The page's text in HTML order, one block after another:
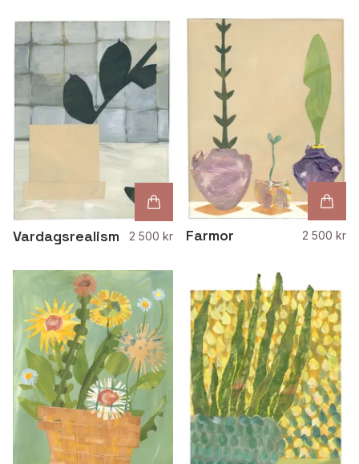
Vardagsrealism 2 500 kr Farmor 2 500 kr